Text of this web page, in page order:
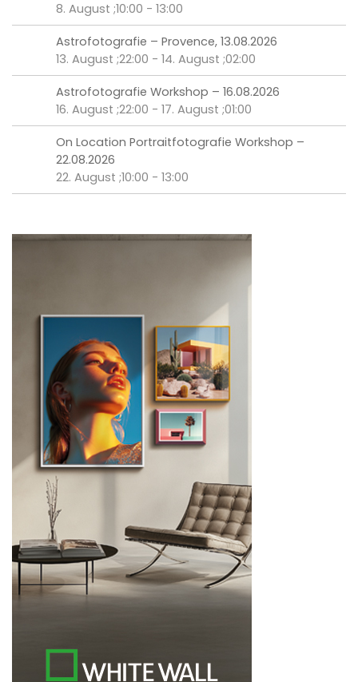
8. August ;10:00 - 13:00
Astrofotografie – Provence, 13.08.2026
13. August ;22:00 - 14. August ;02:00
Astrofotografie Workshop – 16.08.2026
16. August ;22:00 - 17. August ;01:00
On Location Portraitfotografie Workshop –
22.08.2026
22. August ;10:00 - 13:00